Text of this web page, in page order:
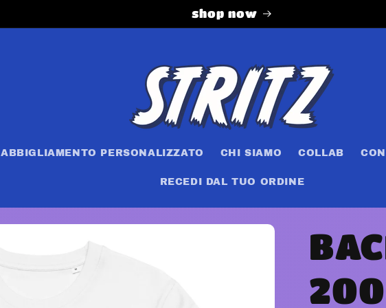
shop now
ABBIGLIAMENTO PERSONALIZZATO CHI SIAMO COLLAB
RECEDI DAL TUO ORDINE